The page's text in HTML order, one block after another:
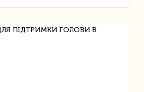
ПІДТРИМКИ ГОЛОВИ В